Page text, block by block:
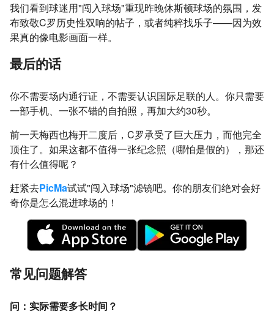
我们看到球迷用"闯入球场"重现昨晚休斯顿球场的氛围，发
布致敬C罗历史性双响的帖子，或者纯粹找乐子——因为效
果真的像电影画面一样。
最后的话
你不需要场内通行证，不需要认识国际足联的人。你只需要
一部手机、一张不错的自拍照，再加大约30秒。
前一天梅西也梅开二度后，C罗承受了巨大压力，而他完全
顶住了。如果这都不值得一张纪念照（哪怕是假的），那还
有什么值得呢？
赶紧去PicMa试试"闯入球场"滤镜吧。你的朋友们绝对会好
奇你是怎么混进球场的！
常见问题解答
问：实际需要多长时间？